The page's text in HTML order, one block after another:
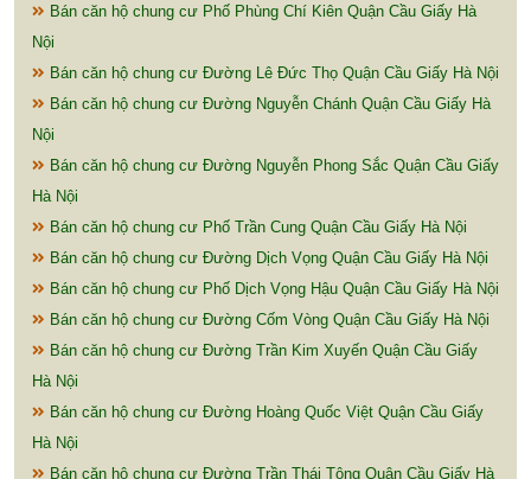
Bán căn hộ chung cư Phố Phùng Chí Kiên Quận Cầu Giấy Hà
Nội
Bán căn hộ chung cư Đường Lê Đức Thọ Quận Cầu Giấy Hà Nội
Bán căn hộ chung cư Đường Nguyễn Chánh Quận Cầu Giấy Hà
Nội
Bán căn hộ chung cư Đường Nguyễn Phong Sắc Quận Cầu Giấy
Hà Nội
Bán căn hộ chung cư Phố Trần Cung Quận Cầu Giấy Hà Nội
Bán căn hộ chung cư Đường Dịch Vọng Quận Cầu Giấy Hà Nội
Bán căn hộ chung cư Phố Dịch Vọng Hậu Quận Cầu Giấy Hà Nội
Bán căn hộ chung cư Đường Cốm Vòng Quận Cầu Giấy Hà Nội
Bán căn hộ chung cư Đường Trần Kim Xuyến Quận Cầu Giấy
Hà Nội
Bán căn hộ chung cư Đường Hoàng Quốc Việt Quận Cầu Giấy
Hà Nội
Bán căn hộ chung cư Đường Trần Thái Tông Quận Cầu Giấy Hà